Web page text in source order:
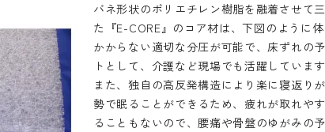
バネ形状のポリエチレン樹脂を融着させて
た『E-CORE』のコア材は、下図のように
かからない適切な分圧が可能で、床ずれの
トとして、介護など現場でも活躍しています
また、独自の高反発構造により楽に寝返り
勢で眠ることができるため、疲れが取れや
ることもないので、腰痛や骨盤のゆがみの